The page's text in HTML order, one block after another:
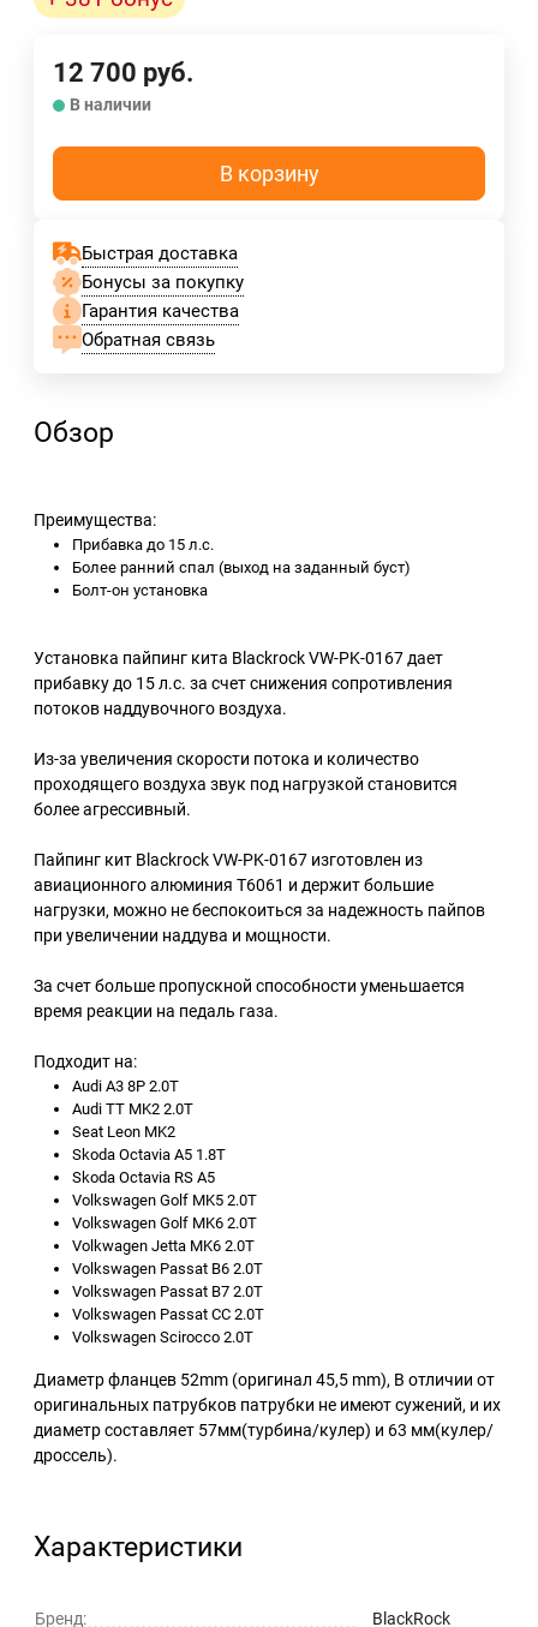
12 700 руб.
В наличии
В корзину
Быстрая доставка
Бонусы за покупку
Гарантия качества
Обратная связь
Обзор
Преимущества:
Прибавка до 15 л.с.
Более ранний спал (выход на заданный буст)
Болт-он установка
Установка пайпинг кита Blackrock VW-PK-0167 дает
прибавку до 15 л.с. за счет снижения сопротивления
потоков наддувочного воздуха.
Из-за увеличения скорости потока и количество
проходящего воздуха звук под нагрузкой становится
более агрессивный.
Пайпинг кит Blackrock VW-PK-0167 изготовлен из
авиационного алюминия Т6061 и держит большие
нагрузки, можно не беспокоиться за надежность пайпов
при увеличении наддува и мощности.
За счет больше пропускной способности уменьшается
время реакции на педаль газа.
Подходит на:
Audi A3 8P 2.0T
Audi TT MK2 2.0T
Seat Leon MK2
Skoda Octavia A5 1.8T
Skoda Octavia RS A5
Volkswagen Golf MK5 2.0T
Volkswagen Golf MK6 2.0T
Volkwagen Jetta MK6 2.0T
Volkswagen Passat B6 2.0T
Volkswagen Passat B7 2.0T
Volkswagen Passat CC 2.0T
Volkswagen Scirocco 2.0T
Диаметр фланцев 52mm (оригинал 45,5 mm), В отличии от
оригинальных патрубков патрубки не имеют сужений, и их
диаметр составляет 57мм(турбина/кулер) и 63 мм(кулер/
дроссель).
Характеристики
Бренд: BlackRock